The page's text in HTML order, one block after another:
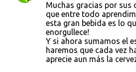
Muchas gracias por sus
que entre todo
esta gran bebida es lo
enorgullece!
Y si ahora sumamos el
haremos que cada vez
aprecie aun más la